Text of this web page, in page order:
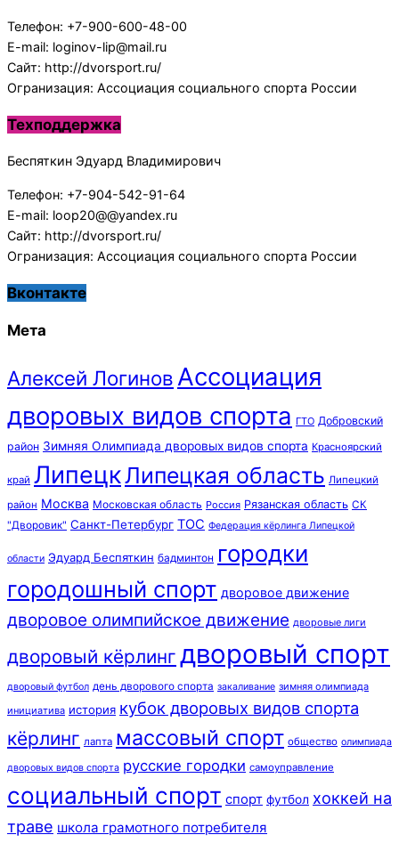
Телефон: +7-900-600-48-00
E-mail: loginov-lip@mail.ru
Сайт: http://dvorsport.ru/
Огранизация: Ассоциация социального спорта России
Техподдержка
Беспяткин Эдуард Владимирович
Телефон: +7-904-542-91-64
E-mail: loop20@@yandex.ru
Сайт: http://dvorsport.ru/
Огранизация: Ассоциация социального спорта России
Вконтакте
Мета
Алексей ЛогиновАссоциация
дворовых видов спорта ГТО Добровский
район Зимняя Олимпиада дворовых видов спорта Красноярский
край ЛипецкЛипецкая область Липецкий
район Москва Московская область Россия Рязанская область СК
"Дворовик" Санкт-Петербург ТОС Федерация кёрлинга Липецкой
области Эдуард Беспяткин бадминтон городки
городошный спорт дворовое движение
дворовое олимпийское движение дворовые лиги
дворовый кёрлинг дворовый спорт
дворовый футбол день дворового спорта закаливание зимняя олимпиада
инициатива история кубок дворовых видов спорта
кёрлинг лапта массовый спорт общество олимпиада
дворовых видов спорта русские городки самоуправление
социальный спорт спорт футбол хоккей на
траве школа грамотного потребителя